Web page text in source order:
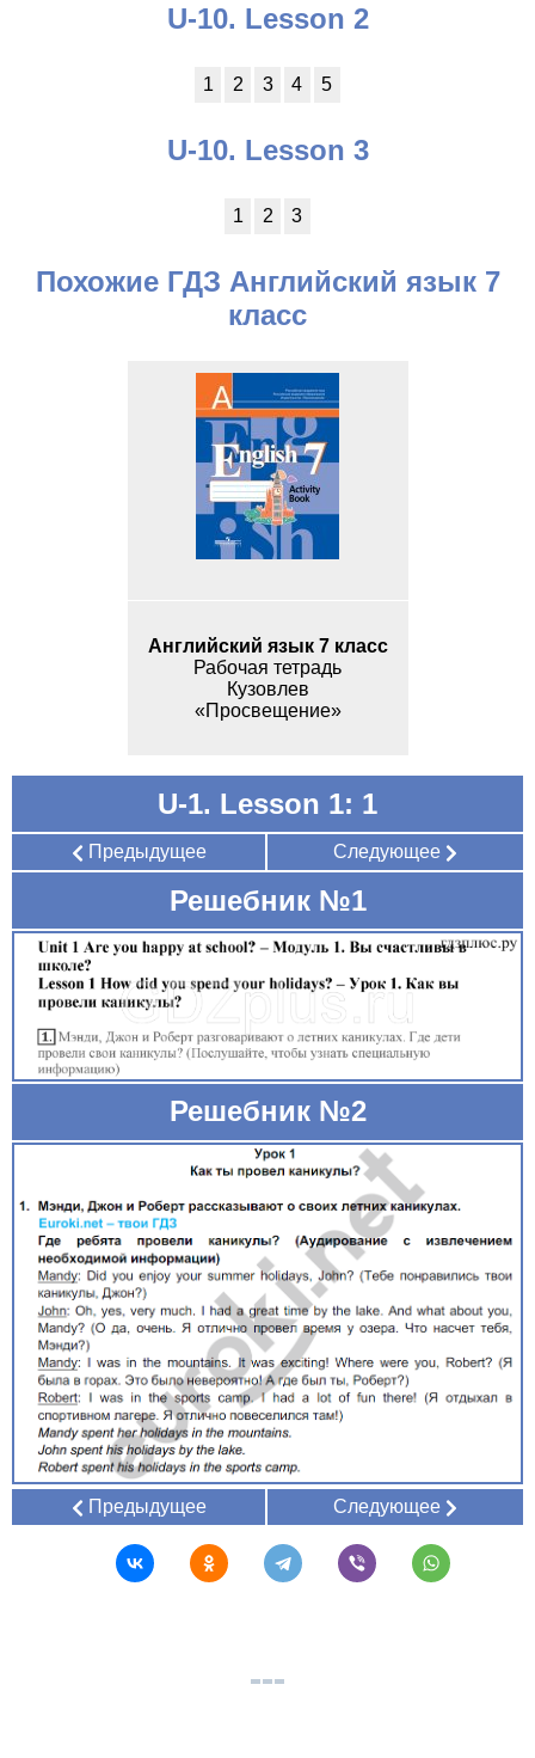
U-10. Lesson 2
1 2 3 4 5
U-10. Lesson 3
1 2 3
Похожие ГДЗ Английский язык 7
класс
Английский язык 7 класс
Рабочая тетрадь
Кузовлев
«Просвещение»
U-1. Lesson 1: 1
Предыдущее Следующее
Решебник №1
Решебник №2
Предыдущее Следующее